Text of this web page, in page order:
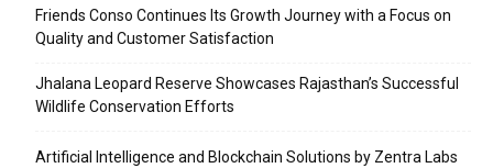
Friends Conso Continues Its Growth Journey with a Focus on
Quality and Customer Satisfaction
Jhalana Leopard Reserve Showcases Rajasthan’s Successful
Wildlife Conservation Efforts
Artificial Intelligence and Blockchain Solutions by Zentra Labs